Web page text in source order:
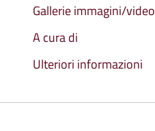
Gallerie immagini/video
A cura di
Ulteriori informazioni